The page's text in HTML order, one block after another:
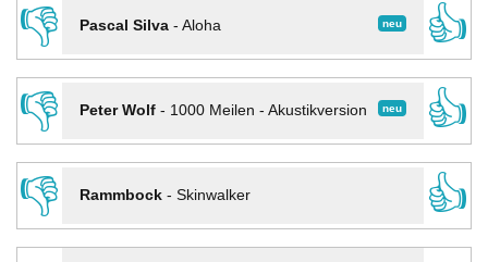
👎
neu
Pascal Silva- Aloha
👍
👎
neu
Peter Wolf- 1000 Meilen - Akustikversion
👍
👎
Rammbock- Skinwalker
👍